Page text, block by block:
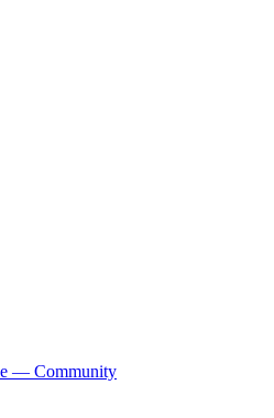
— Community